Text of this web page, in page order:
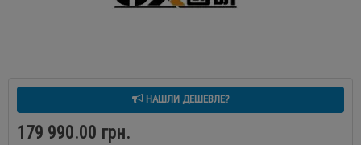
НАШЛИ ДЕШЕВЛЕ?
179 990.00 грн.